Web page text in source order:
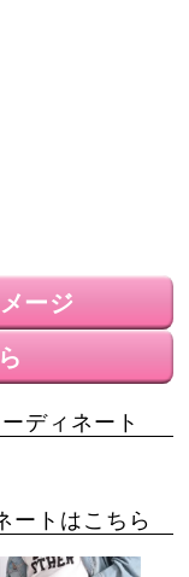
。
。
ージ
ディネート
ートはこちら